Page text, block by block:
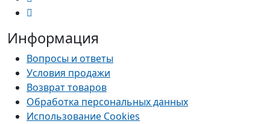
Информация
Вопросы и ответы
Условия продажи
Возврат товаров
Обработка персональных данных
Использование Cookies